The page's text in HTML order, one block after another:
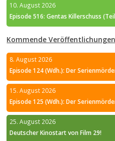
10. August 2026
Episode 516: Gentas Killerschuss
Kommende
8. August 2026
Episode 124 (Wdh.): Der
15. August 2026
Episode 125 (Wdh.): Der
25. August 2026
Deutscher Kinostart von Film 29!